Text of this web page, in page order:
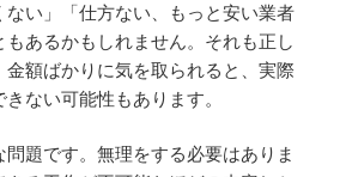
ない」「仕方ない、もっと安い業者
あるかもしれません。それも正し
金額ばかりに気を取られると、実際
ない可能性もあります。
題です。無理をする必要はありま